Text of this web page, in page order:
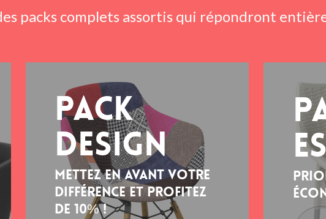
packs complets assortis qui répondront
Pack
design
Mettez en avant votre
différence et profitez
de 10% !